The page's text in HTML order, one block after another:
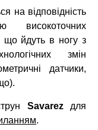
на відповідність
високоточних
що йдуть в ногу з
змін
датчики,
Savarez для
.